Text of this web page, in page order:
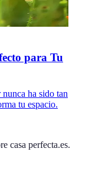
para Tu
ha sido tan
tu espacio.
casa perfecta.es.